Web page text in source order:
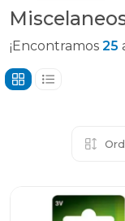
¡Encontramos 25